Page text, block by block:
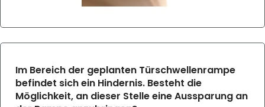
Im Bereich der geplanten Türschwellenrampe
befindet sich ein Hindernis. Besteht die
Möglichkeit, an dieser Stelle eine Aussparung an